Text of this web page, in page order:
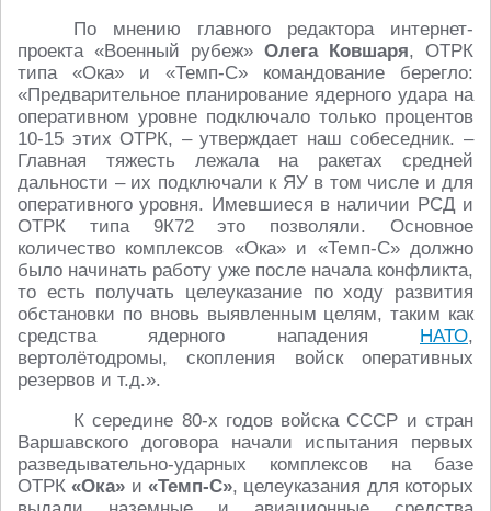
По мнению главного редактора интернет-
проекта «Военный рубеж» Олега Ковшаря, ОТРК
типа «Ока» и «Темп-С» командование берегло:
«Предварительное планирование ядерного удара на
оперативном уровне подключало только процентов
10-15 этих ОТРК, – утверждает наш собеседник. –
Главная тяжесть лежала на ракетах средней
дальности – их подключали к ЯУ в том числе и для
оперативного уровня. Имевшиеся в наличии РСД и
ОТРК типа 9К72 это позволяли. Основное
количество комплексов «Ока» и «Темп-С» должно
было начинать работу уже после начала конфликта,
то есть получать целеуказание по ходу развития
обстановки по вновь выявленным целям, таким как
средства ядерного нападения НАТО,
вертолётодромы, скопления войск оперативных
резервов и т.д.».
К середине 80-х годов войска СССР и стран
Варшавского договора начали испытания первых
разведывательно-ударных комплексов на базе
ОТРК«Ока» и«Темп-С», целеуказания для которых